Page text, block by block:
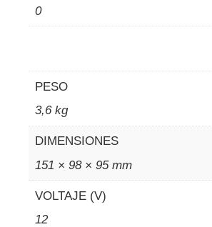
0
PESO
3,6 kg
DIMENSIONES
151 × 98 × 95 mm
VOLTAJE (V)
12